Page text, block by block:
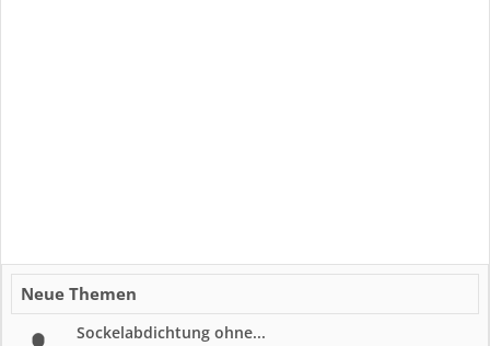
Neue Themen
Sockelabdichtung ohne...